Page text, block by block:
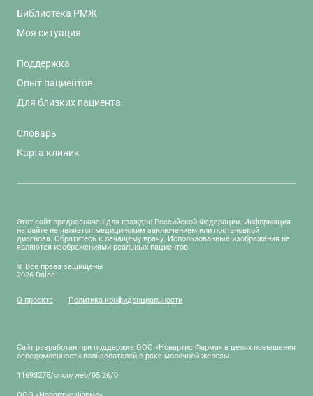
Библиотека РМЖ
Моя ситуация
Поддержка
Опыт пациентов
Для близких пациента
Словарь
Карта клиник
Этот сайт предназначен для граждан Российской Федерации. Информация
на сайте не является медицинским заключением или постановкой
диагноза. Обратитесь к лечащему врачу. Использованные изображения не
являются изображениями реальных пациентов.
© Все права защищены
2026 Dalee
О проекте Политика конфиденциальности
Сайт разработан при поддержке ООО «Новартис Фарма» в целях повышения
осведомленности пользователей о раке молочной железы.
11693275/onco/web/05.26/0